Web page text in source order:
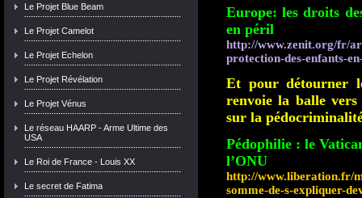
Le Projet Blue Beam
Le Projet Camelot
Le Projet Echelon
Le Projet Révélation
Le Projet Vénus
Le réseau HAARP - Arme Ultime des
USA
Le Roi de France - Louis XX
Le secret de Fatima
Europe: les droits
en péril
http://www.zenit.org/fr/
protection-des-enfants-
Et pour détourner
renvoie la balle
sur la
Pédophilie : le
l’ONU
http://www.liberation.fr/
somme-de-s-expliquer-